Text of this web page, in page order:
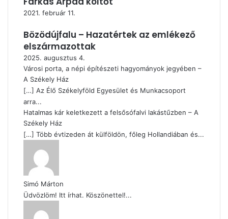
2021. február 11.
Bözödújfalu – Hazatértek az emlékező
elszármazottak
2025. augusztus 4.
Városi porta, a népi építészeti hagyományok jegyében –
A Székely Ház
[…] Az Élő Székelyföld Egyesület és Munkacsoport
arra...
Hatalmas kár keletkezett a felsősófalvi lakástűzben – A
Székely Ház
[…] Több évtizeden át külföldön, főleg Hollandiában és...
Simó Márton
Üdvözlöm! Itt írhat. Köszönettel!...